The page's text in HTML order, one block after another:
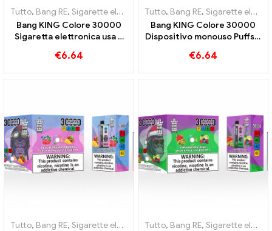
Tutto, Bang RE, Sigarette elettroniche usa e getta Lituania ,
Bang KING Colore 30000
Sigaretta elettronica usa e
perfetta tra gelato fresco
€6.64
Tutto, Bang RE, Sigarette elettroniche usa e getta Lituania
Bang KING Colore 30000
Dispositivo monouso Puffs a
combinazione perfetta di
€6.64
Tutto, Bang RE, Sigarette elettroniche usa e getta Lituania ,
Tutto, Bang RE, Sigarette elettroniche usa e getta Lituania